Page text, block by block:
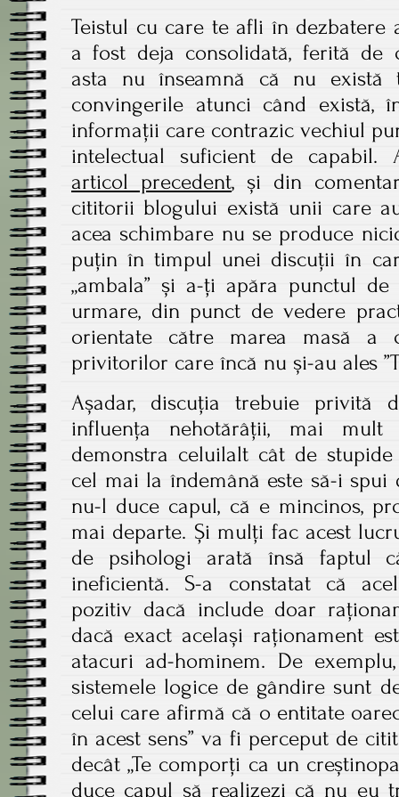
Teistul cu care te afli în dezbatere
a fost deja consolidată, ferită de
asta nu înseamnă că nu există
convingerile atunci când există,
informații care contrazic vechiul
intelectual suficient de
articol precedent, și din
cititorii blogului există unii care
acea schimbare nu se produce
puțin în timpul unei discuții în
„ambala” și a-ți apăra punctul
urmare, din punct de vedere
orientate către marea masă
privitorilor care încă nu și-au ales
Așadar, discuția trebuie privită
influența nehotărâții, mai
demonstra celuilalt cât de
cel mai la îndemână este să-i
nu-l duce capul, că e mincinos,
mai departe. Și mulți fac acest
de psihologi arată însă faptul
ineficientă. S-a constatat că
pozitiv dacă include doar
dacă exact același raționament
atacuri ad-hominem. De
sistemele logice de gândire sunt
celui care afirmă că o entitate
în acest sens” va fi perceput de
decât „Te comporți ca un
duce capul să realizezi că nu eu